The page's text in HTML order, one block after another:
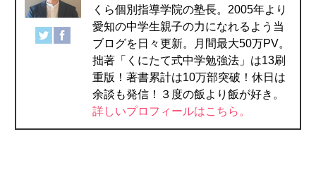
くら個別指導学院の塾長。2005年より
愛知の中学生親子の力になれるよう当
ブログを日々更新。月間最大50万PV。
拙著「くにたて式中学勉強法」は13刷
重版！著書累計は10万部突破！休日は
余談も発信！３度の飯より飯が好き。
詳しいプロフィールはこちら。